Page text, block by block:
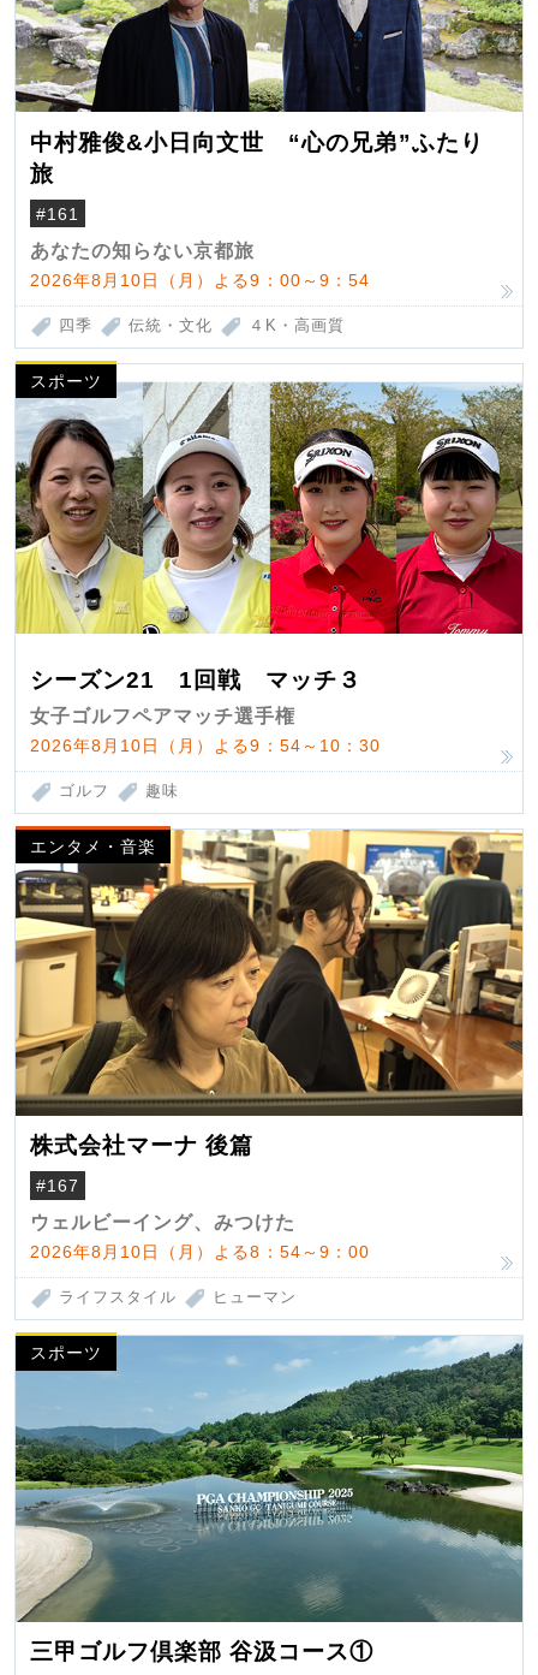
中村雅俊&小日向文世 “心の兄弟”ふたり
旅
#161
あなたの知らない京都旅
2026年8月10日（月）よる9：00～9：54
四季 伝統・文化 ４K・高画質
スポーツ
シーズン21 1回戦 マッチ３
女子ゴルフペアマッチ選手権
2026年8月10日（月）よる9：54～10：30
ゴルフ 趣味
エンタメ・音楽
株式会社マーナ 後篇
#167
ウェルビーイング、みつけた
2026年8月10日（月）よる8：54～9：00
ライフスタイル ヒューマン
スポーツ
三甲ゴルフ倶楽部 谷汲コース①